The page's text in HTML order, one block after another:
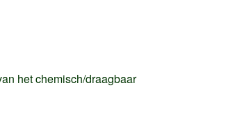
het chemisch/draagbaar